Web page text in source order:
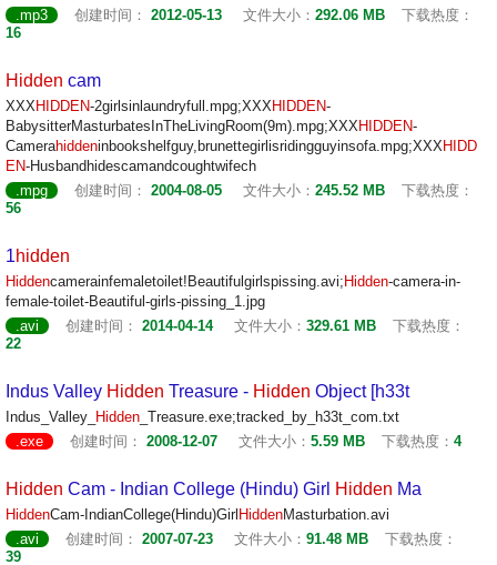
.mp3
创建时间： 2012-05-13 文件大小： 292.06 MB
下载热度：
16
Hidden cam
XXXHIDDEN-2girlsinlaundryfull.mpg;XXXHIDDEN-
BabysitterMasturbatesInTheLivingRoom(9m).mpg;XXXHIDDEN-
Camerahiddeninbookshelfguy,brunettegirlisridingguyinsofa.mpg;XXXHIDD
EN-Husbandhidescamandcoughtwifech
.mpg
创建时间： 2004-08-05 文件大小： 245.52 MB
下载热度：
56
1hidden
Hiddencamerainfemaletoilet!Beautifulgirlspissing.avi; Hidden-camera-in-
female-toilet-Beautiful-girls-pissing_1.jpg
.avi
创建时间： 2014-04-14 文件大小： 329.61 MB
下载热度：
22
Indus Valley Hidden Treasure - Hidden Object [h33t
Indus_Valley_ Hidden _Treasure.exe;tracked_by_h33t_com.txt
.exe
创建时间： 2008-12-07 文件大小： 5.59 MB 下载热度： 4
Hidden Cam - Indian College (Hindu) Girl Hidden Ma
HiddenCam-IndianCollege(Hindu)Girl HiddenMasturbation.avi
.avi
创建时间： 2007-07-23 文件大小： 91.48 MB
下载热度：
39